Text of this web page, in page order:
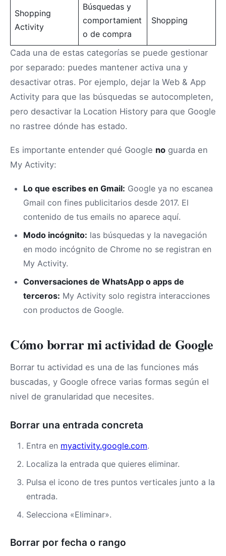
Shopping
Activity
Búsquedas y
comportamient
o de compra
Shopping
Cada una de estas categorías se puede gestionar
por separado: puedes mantener activa una y
desactivar otras. Por ejemplo, dejar la Web & App
Activity para que las búsquedas se autocompleten,
pero desactivar la Location History para que Google
no rastree dónde has estado.
Es importante entender qué Google no guarda en
My Activity:
Lo que escribes en Gmail: Google ya no escanea
Gmail con fines publicitarios desde 2017. El
contenido de tus emails no aparece aquí.
Modo incógnito: las búsquedas y la navegación
en modo incógnito de Chrome no se registran en
My Activity.
Conversaciones de WhatsApp o apps de
terceros: My Activity solo registra interacciones
con productos de Google.
Cómo borrar mi actividad de Google
Borrar tu actividad es una de las funciones más
buscadas, y Google ofrece varias formas según el
nivel de granularidad que necesites.
Borrar una entrada concreta
Entra en myactivity.google.com.
Localiza la entrada que quieres eliminar.
Pulsa el icono de tres puntos verticales junto a la
entrada.
Selecciona «Eliminar».
Borrar por fecha o rango